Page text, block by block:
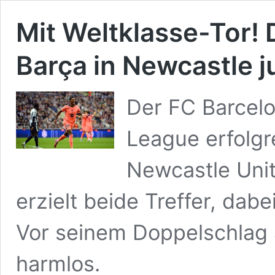
Mit Weltklasse-Tor!
Barça in Newcastle
Der FC
League
Newcastle
erzielt beide Treffer,
Vor seinem
harmlos.